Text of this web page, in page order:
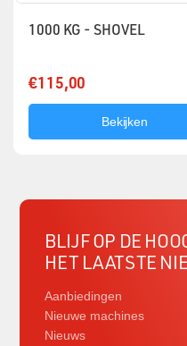
1000 KG - SHOVEL
€115,00
Bekijken
BLIJF OP DE
HET LAATSTE
Aanbiedingen
Nieuwe machines
Nieuws